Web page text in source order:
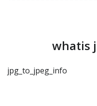
whatis
jpg_to_jpeg_info